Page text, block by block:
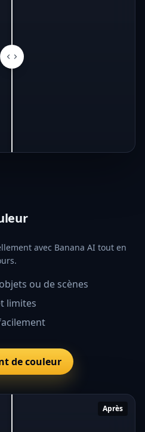
avec Banana AI tout en
ou de scènes
limites
de couleur
Après